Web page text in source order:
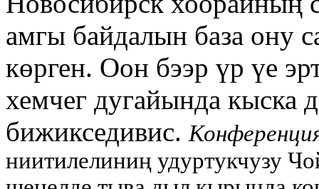
амгы байдалын база ону
көрген. Оон бээр үр үе
хемчег дугайында кыска
бижикседивис.
ниитилелиниң удуртукчузу